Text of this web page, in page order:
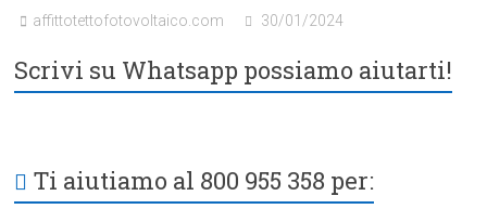
affittotettofotovoltaico.com 30/01/2024
Scrivi su Whatsapp possiamo aiutarti!
Ti aiutiamo al 800 955 358 per: